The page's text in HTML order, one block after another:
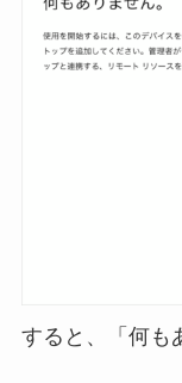
すると、「何も